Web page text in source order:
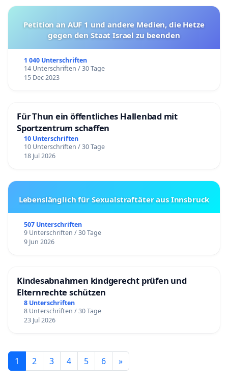
Petition an AUF 1 und andere Medien, die Hetze
gegen den Staat Israel zu beenden
1 040 Unterschriften
14 Unterschriften / 30 Tage
15 Dec 2023
Für Thun ein öffentliches Hallenbad mit
Sportzentrum schaffen
10 Unterschriften
10 Unterschriften / 30 Tage
18 Jul 2026
Lebenslänglich für Sexualstraftäter aus Innsbruck
507 Unterschriften
9 Unterschriften / 30 Tage
9 Jun 2026
Kindesabnahmen kindgerecht prüfen und
Elternrechte schützen
8 Unterschriften
8 Unterschriften / 30 Tage
23 Jul 2026
1 2 3 4 5 6 »